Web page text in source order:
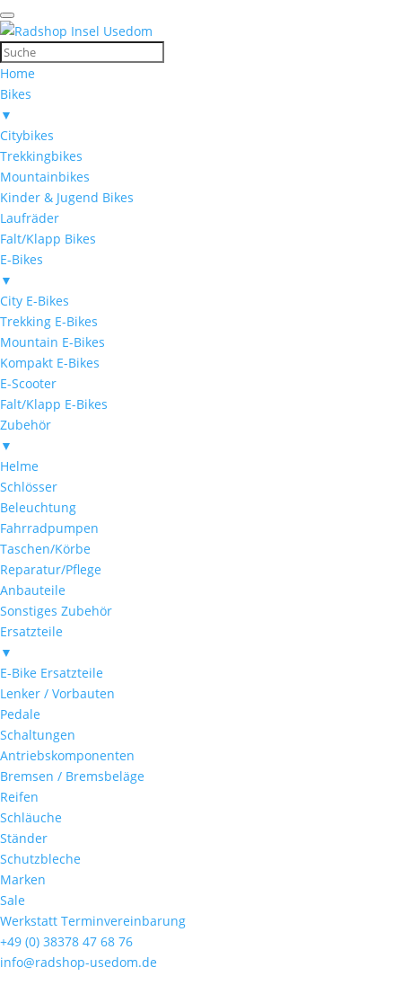
Home
Bikes
▼
Citybikes
Trekkingbikes
Mountainbikes
Kinder & Jugend Bikes
Laufräder
Falt/Klapp Bikes
E-Bikes
▼
City E-Bikes
Trekking E-Bikes
Mountain E-Bikes
Kompakt E-Bikes
E-Scooter
Falt/Klapp E-Bikes
Zubehör
▼
Helme
Schlösser
Beleuchtung
Fahrradpumpen
Taschen/Körbe
Reparatur/Pflege
Anbauteile
Sonstiges Zubehör
Ersatzteile
▼
E-Bike Ersatzteile
Lenker / Vorbauten
Pedale
Schaltungen
Antriebskomponenten
Bremsen / Bremsbeläge
Reifen
Schläuche
Ständer
Schutzbleche
Marken
Sale
Werkstatt Terminvereinbarung
+49 (0) 38378 47 68 76
info@radshop-usedom.de